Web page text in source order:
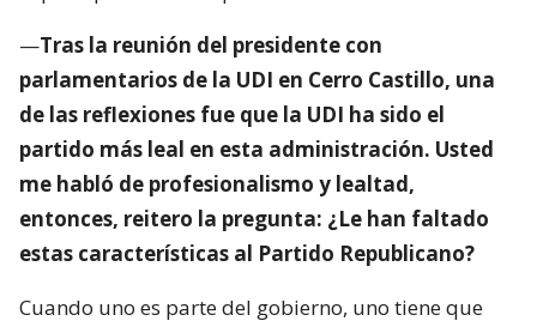
—Tras la reunión del presidente con
parlamentarios de la UDI en Cerro Castillo, una
de las reflexiones fue que la UDI ha sido el
partido más leal en esta administración. Usted
me habló de profesionalismo y lealtad,
entonces, reitero la pregunta: ¿Le han faltado
estas características al Partido Republicano?
Cuando uno es parte del gobierno, uno tiene que